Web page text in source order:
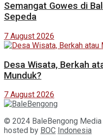
Semangat Gowes di
Sepeda
7 August 2026
Desa Wisata, Berkah
Munduk?
7 August 2026
© 2024 BaleBengong Media
hosted by BOC Indonesia